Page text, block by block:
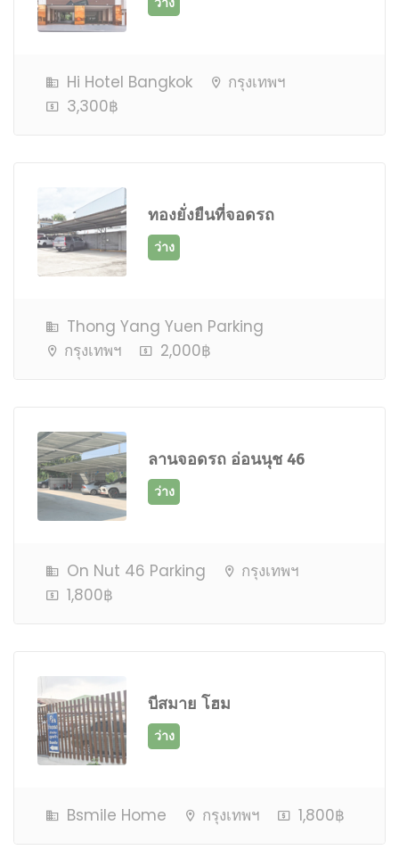
Hi Hotel Bangkok
กรุงเทพฯ
3,300฿
ทองยั่งยืนที่จอดรถ
Thong Yang Yuen Parking
กรุงเทพฯ
2,000฿
ลานจอดรถ อ่อนนุช 46
On Nut 46 Parking
กรุงเทพฯ
1,800฿
บีสมาย โฮม
Bsmile Home กรุงเทพฯ 1,800฿